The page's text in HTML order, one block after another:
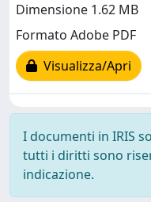
Dimensione 1.62 MB
Formato Adobe PDF
Visualizza/Apri
I documenti in IRIS
tutti i diritti sono
indicazione.